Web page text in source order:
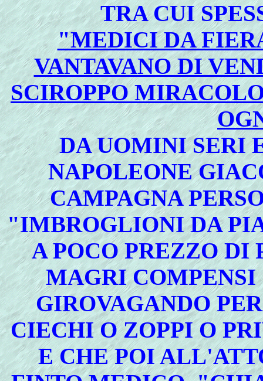
TRA CUI
"MEDICI DA
VANTAVANO DI
SCIROPPO
DA UOMINI SERI
NAPOLEONE
CAMPAGNA
"IMBROGLIONI DA
A POCO PREZZO DI
MAGRI
GIROVAGANDO
CIECHI O ZOPPI O
E CHE POI